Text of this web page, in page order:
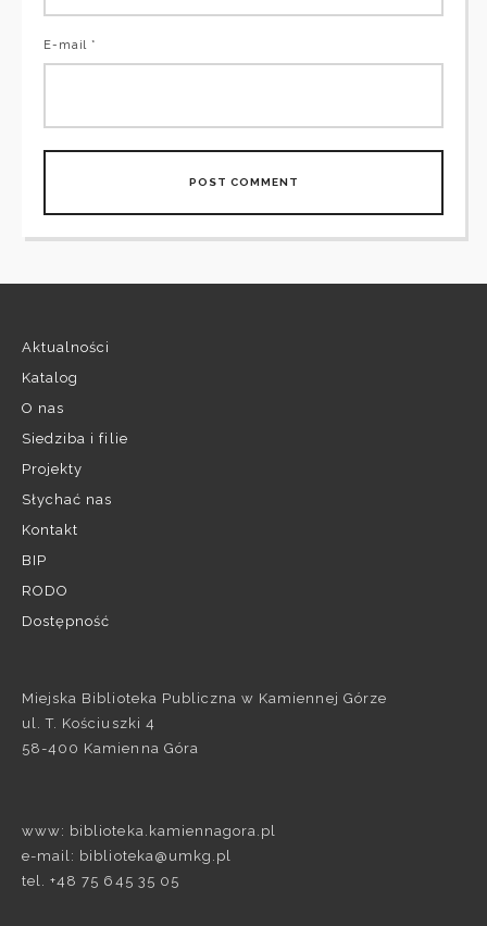
E-mail *
Aktualności
Katalog
O nas
Siedziba i filie
Projekty
Słychać nas
Kontakt
BIP
RODO
Dostępność
Miejska Biblioteka Publiczna w Kamiennej Górze
ul. T. Kościuszki 4
58-400 Kamienna Góra
www: biblioteka.kamiennagora.pl
e-mail: biblioteka@umkg.pl
tel. +48 75 645 35 05